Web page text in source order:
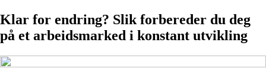
Klar for endring? Slik forbereder du deg
på et arbeidsmarked i konstant utvikling